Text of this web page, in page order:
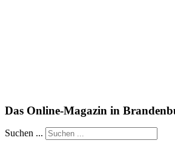
Das Online-Magazin in
Suchen ...